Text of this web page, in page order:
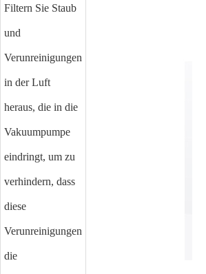
Filtern Sie Staub
und
Verunreinigungen
in der Luft
heraus, die in die
Vakuumpumpe
eindringt, um zu
verhindern, dass
diese
Verunreinigungen
die